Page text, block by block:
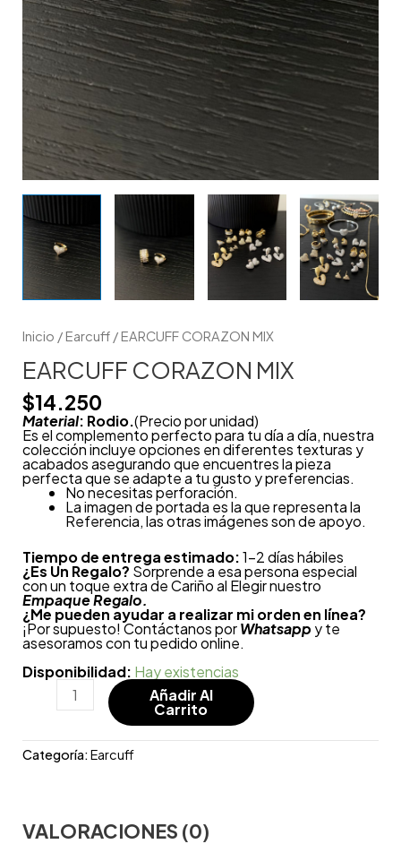
Inicio /Earcuff/ EARCUFF CORAZON MIX
EARCUFF CORAZON MIX
$14.250
Material: Rodio.(Precio por unidad)
Es el complemento perfecto para tu día a día, nuestra
colección incluye opciones en diferentes texturas y
acabados asegurando que encuentres la pieza
perfecta que se adapte a tu gusto y preferencias.
No necesitas perforación.
La imagen de portada es la que representa la
Referencia, las otras imágenes son de apoyo.
Tiempo de entrega estimado:1-2 días hábiles
¿Es Un Regalo? Sorprende a esa persona especial
con un toque extra de Cariño al Elegir nuestro
Empaque Regalo.
¿Me pueden ayudar a realizar mi orden en línea?
¡Por supuesto! Contáctanos porWhatsapp y te
asesoramos con tu pedido online.
Disponibilidad: Hay existencias
Añadir Al
Carrito
Categoría:Earcuff
VALORACIONES (0)